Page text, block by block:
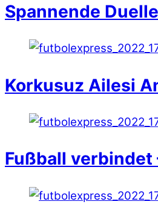
Spannende
Korkusuz Ailesi
Fußball verbindet